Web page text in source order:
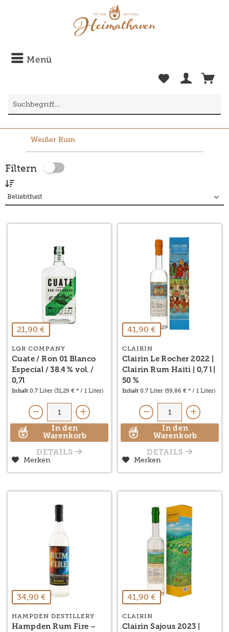
Menü
Weißer Rum
Filtern
21,90 €
LQR COMPANY
Cuate / Ron 01 Blanco
Especial / 38.4 % vol. /
0,7l
Inhalt 0.7 Liter (31,29 € * / 1 Liter)
In den
Warenkorb
DETAILS
Merken
41,90 €
CLAIRIN
Clairin Le Rocher 2022 |
Clairin Rum Haiti | 0,7 l |
50 %
Inhalt 0.7 Liter (59,86 € * / 1 Liter)
In den
Warenkorb
DETAILS
Merken
34,90 €
HAMPDEN DESTILLERY
Hampden Rum Fire –
41,90 €
CLAIRIN
Clairin Sajous 2023 |